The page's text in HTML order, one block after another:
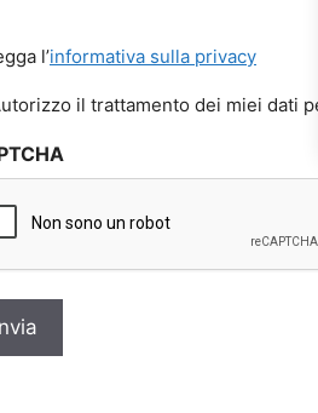
l’informativa sulla privacy
il trattamento dei miei dati